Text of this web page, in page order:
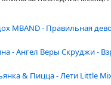
MBAND - Правильная
- Ангел Веры Скруджи -
& Пицца - Лети Little